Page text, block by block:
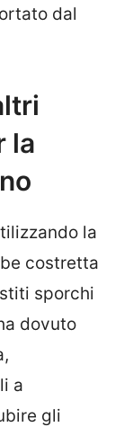
dal
la
la
costretta
sporchi
dovuto
a
gli